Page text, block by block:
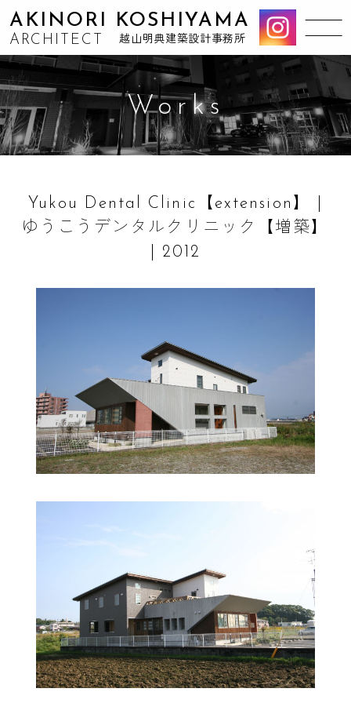
AKINORI KOSHIYAMA
ARCHITECT 越山明典建築設計事務所
Works
Yukou Dental Clinic【extension】 |
ゆうこうデンタルクリニック【増築】
| 2012